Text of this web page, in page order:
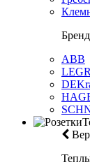
ABB